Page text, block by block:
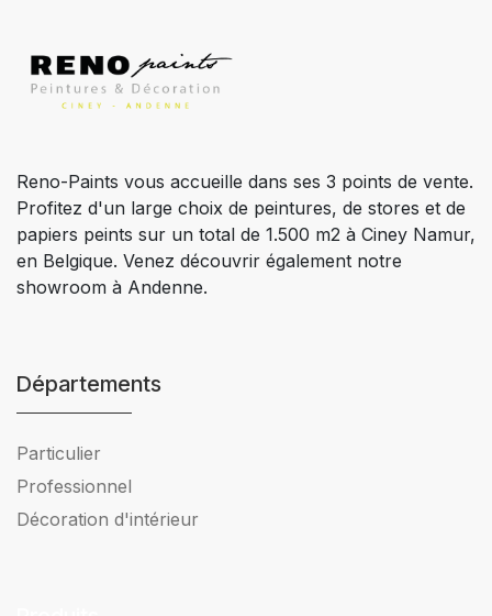
Reno-Paints vous accueille dans ses 3 points de vente.
Profitez d'un large choix de peintures, de stores et de
papiers peints sur un total de 1.500 m2 à Ciney Namur,
en Belgique. Venez découvrir également notre
showroom à Andenne.
Départements
Particulier
Professionnel
Décoration d'intérieur